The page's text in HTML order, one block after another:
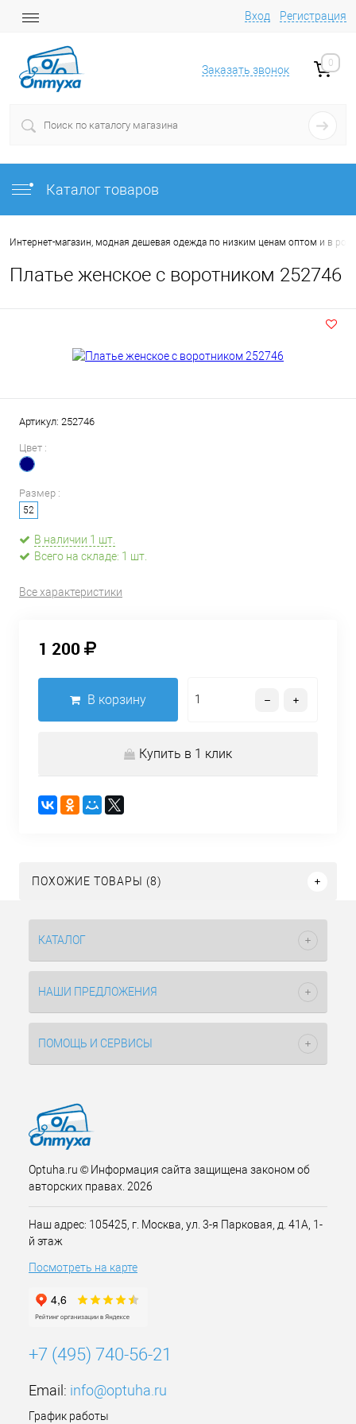
Вход Регистрация
Заказать звонок
0
Каталог товаров
Интернет-магазин, модная дешевая одежда по низким ценам оптом и в
Платье женское с воротником 252746
Артикул: 252746
Цвет :
Размер :
52
В наличии 1 шт.
Всего на складе: 1 шт.
Все характеристики
1 200
В корзину
Купить в 1 клик
ПОХОЖИЕ ТОВАРЫ (8)
КАТАЛОГ
НАШИ ПРЕДЛОЖЕНИЯ
ПОМОЩЬ И СЕРВИСЫ
Optuha.ru © Информация сайта защищена законом об
авторских правах. 2026
Наш адрес: 105425, г. Москва, ул. 3-я Парковая, д. 41А, 1-
й этаж
Посмотреть на карте
+7 (495) 740-56-21
Email: info@optuha.ru
График работы